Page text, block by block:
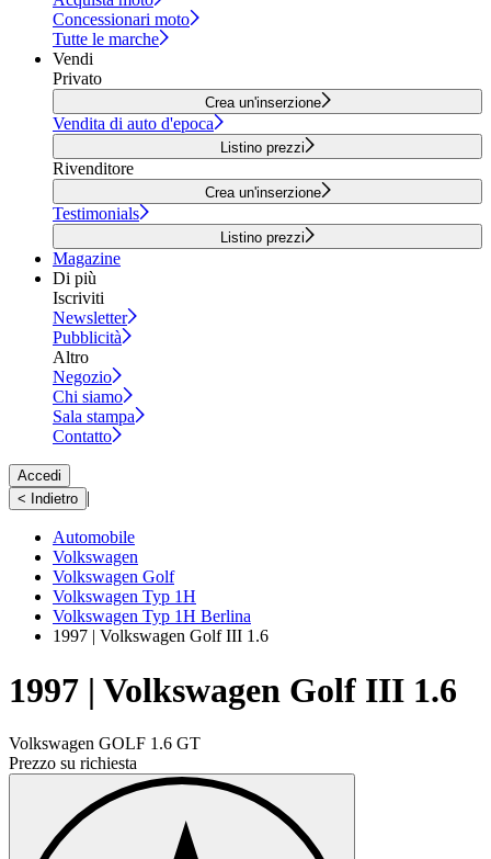
Concessionari moto
Tutte le marche
Vendi
Privato
Crea un'inserzione
Vendita di auto d'epoca
Listino prezzi
Rivenditore
Crea un'inserzione
Testimonials
Listino prezzi
Magazine
Di più
Iscriviti
Newsletter
Pubblicità
Altro
Negozio
Chi siamo
Sala stampa
Contatto
Accedi
< Indietro |
Automobile
Volkswagen
Volkswagen Golf
Volkswagen Typ 1H
Volkswagen Typ 1H Berlina
1997 | Volkswagen Golf III 1.6
1997 | Volkswagen Golf III 1.6
Volkswagen GOLF 1.6 GT
Prezzo su richiesta